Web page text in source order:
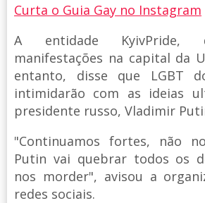
Curta o Guia Gay no Instagram
A entidade KyivPride,
manifestações na capital da
entanto, disse que LGBT
intimidarão com as ideias
presidente russo, Vladimir
"Continuamos fortes, não
Putin vai quebrar todos os
nos morder", avisou a
redes sociais.